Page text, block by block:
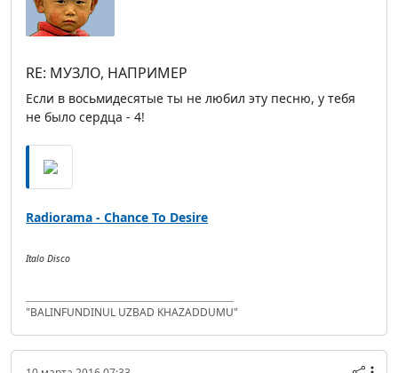
RE: МУЗЛО, НАПРИМЕР
Если в восьмидесятые ты не любил эту песню, у тебя
не было сердца - 4!
Radiorama - Chance To Desire
Italo Disco
"BALINFUNDINUL UZBAD KHAZADDUMU"